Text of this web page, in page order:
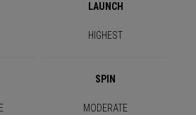
LAUNCH
HIGHEST
SPIN
MODERATE